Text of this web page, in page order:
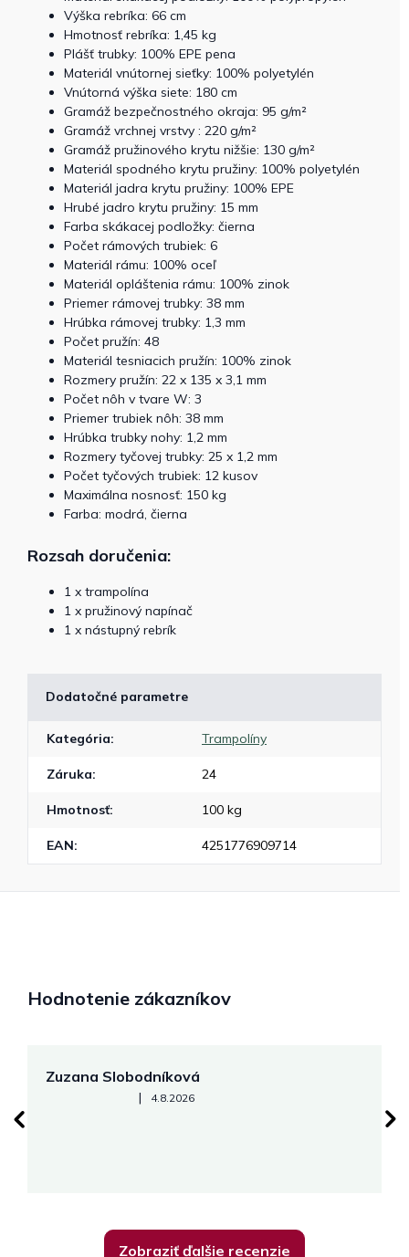
Výška rebríka: 66 cm
Hmotnosť rebríka: 1,45 kg
Plášť trubky: 100% EPE pena
Materiál vnútornej sieťky: 100% polyetylén
Vnútorná výška siete: 180 cm
Gramáž bezpečnostného okraja: 95 g/m²
Gramáž vrchnej vrstvy : 220 g/m²
Gramáž pružinového krytu nižšie: 130 g/m²
Materiál spodného krytu pružiny: 100% polyetylén
Materiál jadra krytu pružiny: 100% EPE
Hrubé jadro krytu pružiny: 15 mm
Farba skákacej podložky: čierna
Počet rámových trubiek: 6
Materiál rámu: 100% oceľ
Materiál opláštenia rámu: 100% zinok
Priemer rámovej trubky: 38 mm
Hrúbka rámovej trubky: 1,3 mm
Počet pružín: 48
Materiál tesniacich pružín: 100% zinok
Rozmery pružín: 22 x 135 x 3,1 mm
Počet nôh v tvare W: 3
Priemer trubiek nôh: 38 mm
Hrúbka trubky nohy: 1,2 mm
Rozmery tyčovej trubky: 25 x 1,2 mm
Počet tyčových trubiek: 12 kusov
Maximálna nosnosť: 150 kg
Farba: modrá, čierna
Rozsah doručenia:
1 x trampolína
1 x pružinový napínač
1 x nástupný rebrík
Dodatočné parametre
Kategória: Trampolíny
Záruka: 24
Hmotnosť: 100 kg
EAN: 4251776909714
Hodnotenie zákazníkov
Zuzana Slobodníková
Hodnotenie obchodu je 5 z 5 hviezdičiek.
| 4.8.2026
Zobraziť ďalšie recenzie